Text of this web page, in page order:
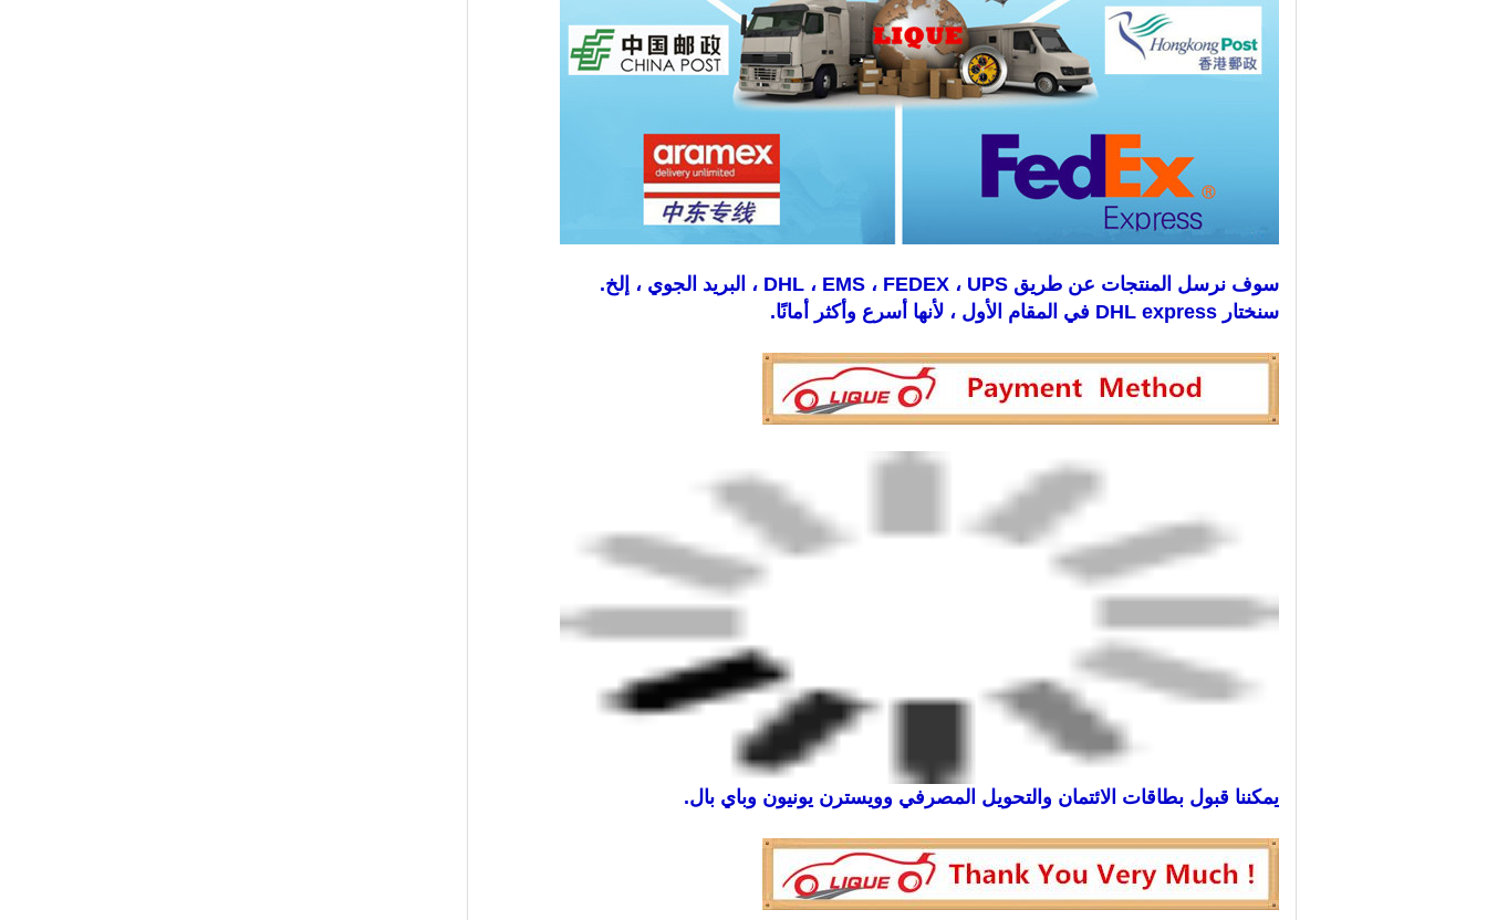
سوف نرسل المنتجات عن طريق DHL ، EMS ، FEDEX ، UPS ، البريد الجوي ، إلخ.
سنختار DHL express في المقام الأول ، لأنها أسرع وأكثر أمانًا.
يمكننا قبول بطاقات الائتمان والتحويل المصرفي وويسترن يونيون وباي بال.